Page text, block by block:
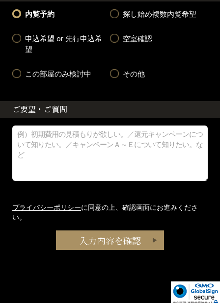
内覧予約 探し始め複数内覧希望
申込希望 or 先行申込希
望
空室確認
この部屋のみ検討中 その他
ご要望・ご質問
プライバシーポリシーに同意の上、確認画面にお進みくださ
い。